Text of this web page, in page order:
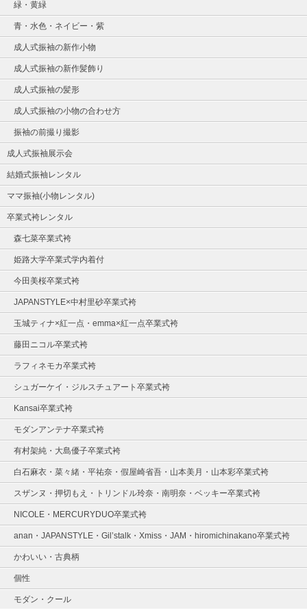
緑・黄緑
青・水色・ネイビー・紫
成人式振袖の新作小物
成人式振袖の新作髪飾り
成人式振袖の髪形
成人式振袖の小物の合わせ方
振袖の前撮り撮影
成人式振袖展示会
結婚式振袖レンタル
ママ振袖(小物レンタル)
卒業式袴レンタル
森七菜卒業式袴
姫路大学卒業式学内着付
今田美桜卒業式袴
JAPANSTYLE×中村里砂卒業式袴
玉城ティナ×紅一点・emma×紅一点卒業式袴
藤田ニコル卒業式袴
ラフィネモカ卒業式袴
シュガーケイ・ジルスチュアート卒業式袴
Kansai卒業式袴
モダンアンテナ卒業式袴
有村架純・大島優子卒業式袴
白石麻衣・菜々緒・平祐奈・假屋崎省吾・山本美月・山本彩卒業式袴
スザンヌ・押切もえ・トリンドル玲奈・南明奈・ベッキー卒業式袴
NICOLE・MERCURYDUO卒業式袴
anan・JAPANSTYLE・Gil’stalk・Xmiss・JAM・hiromichinakano卒業式袴
かわいい・古典柄
個性
モダン・クール